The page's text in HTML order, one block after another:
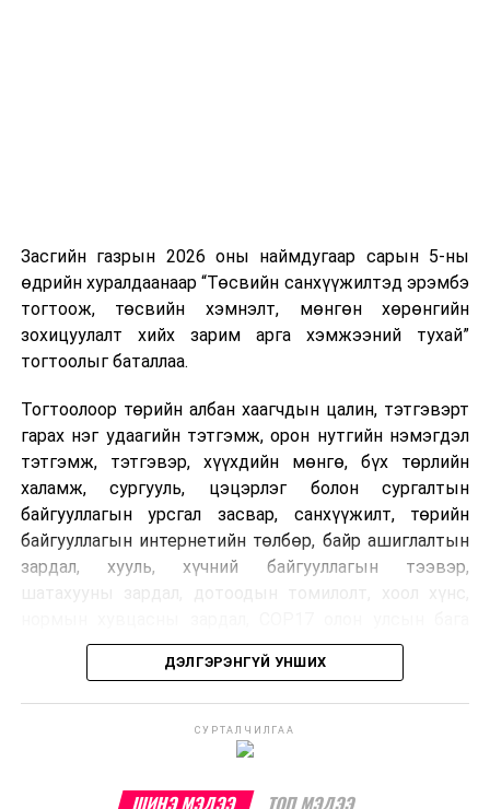
Шинэ хууль Францын зах зээлд үйлчилдэг гадаадын
дуудлагын төвүүдэд нөлөөлөхөөр байна. Тухайлбал,
Мароккогийн дуудлагын төвүүдийн орлогын 80 гаруй
хувь Францын зах зээлээс бүрддэг бөгөөд тус улсын
40–50 мянган ажлын байр эрсдэлд орж болзошгүйг
Засгийн газрын 2026 оны наймдугаар сарын 5-ны
өдрийн хуралдаанаар “Төсвийн санхүүжилтэд эрэмбэ
тогтоож, төсвийн хэмнэлт, мөнгөн хөрөнгийн
зохицуулалт хийх зарим арга хэмжээний тухай”
тогтоолыг баталлаа.
Тогтоолоор төрийн албан хаагчдын цалин, тэтгэвэрт
гарах нэг удаагийн тэтгэмж, орон нутгийн нэмэгдэл
тэтгэмж, тэтгэвэр, хүүхдийн мөнгө, бүх төрлийн
халамж, сургууль, цэцэрлэг болон сургалтын
байгууллагын урсгал засвар, санхүүжилт, төрийн
байгууллагын интернетийн төлбөр, байр ашиглалтын
зардал, хууль, хүчний байгууллагын тээвэр,
хурлын зардал, Засгийн газрын өр, орон нутгийн нөөц
хөрөнгийн санхүүжилтийг хэвийн үргэлжлүүлэхээр
шийдвэрлэжээ.
Харин дараах зардлыг хязгаарлахаар болсон байна.
ДЭЛГЭРЭНГҮЙ УНШИХ
СУРТАЛЧИЛГАА